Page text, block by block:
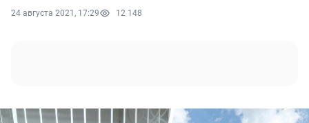
24 августа 2021, 17:29 12 148